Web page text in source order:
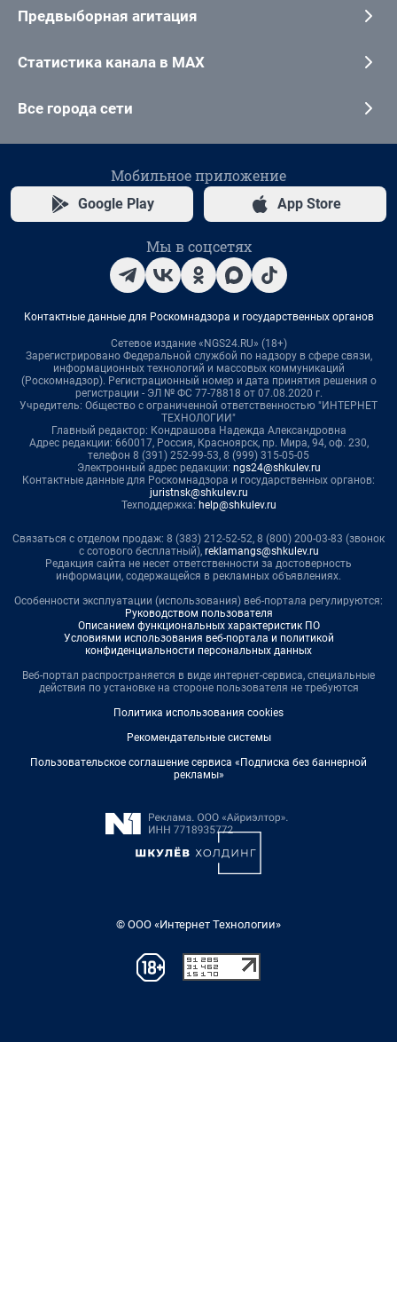
Предвыборная агитация
Статистика канала в MAX
Все города сети
Мобильное приложение
Google Play App Store
Мы в соцсетях
Контактные данные для Роскомнадзора и государственных органов
Сетевое издание «NGS24.RU» (18+)
Зарегистрировано Федеральной службой по надзору в сфере связи,
информационных технологий и массовых коммуникаций
(Роскомнадзор). Регистрационный номер и дата принятия решения о
регистрации - ЭЛ № ФС 77-78818 от 07.08.2020 г.
Учредитель: Общество с ограниченной ответственностью "ИНТЕРНЕТ
ТЕХНОЛОГИИ"
Главный редактор: Кондрашова Надежда Александровна
Адрес редакции: 660017, Россия, Красноярск, пр. Мира, 94, оф. 230,
телефон 8 (391) 252-99-53, 8 (999) 315-05-05
Электронный адрес редакции: ngs24@shkulev.ru
Контактные данные для Роскомнадзора и государственных органов:
juristnsk@shkulev.ru
Техподдержка: help@shkulev.ru
Связаться с отделом продаж: 8 (383) 212-52-52, 8 (800) 200-03-83 (звонок
с сотового бесплатный), reklamangs@shkulev.ru
Редакция сайта не несет ответственности за достоверность
информации, содержащейся в рекламных объявлениях.
Особенности эксплуатации (использования) веб-портала регулируются:
Руководством пользователя
Описанием функциональных характеристик ПО
Условиями использования веб-портала и политикой
конфиденциальности персональных данных
Веб-портал распространяется в виде интернет-сервиса, специальные
действия по установке на стороне пользователя не требуются
Политика использования cookies
Рекомендательные системы
Пользовательское соглашение сервиса «Подписка без баннерной
рекламы»
© ООО «Интернет Технологии»